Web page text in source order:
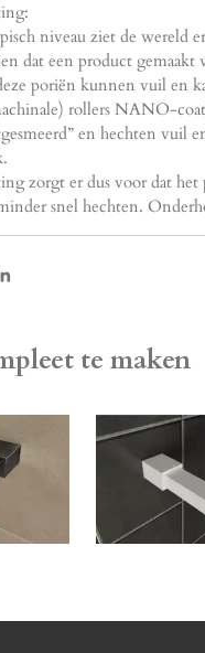
niveau ziet de wereld
dat een product
poriën kunnen vuil en
rollers NANO-
en hechten vuil
zorgt er dus voor dat
snel hechten.
S
te maken